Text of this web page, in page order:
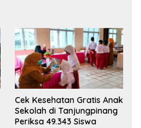
Cek Kesehatan Gratis Anak
Sekolah di Tanjungpinang
Periksa 49.343 Siswa